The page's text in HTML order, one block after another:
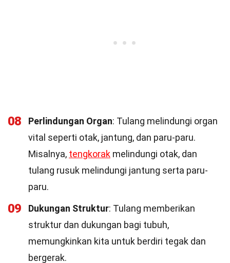
08 Perlindungan Organ: Tulang melindungi organ
vital seperti otak, jantung, dan paru-paru.
Misalnya, tengkorak melindungi otak, dan
tulang rusuk melindungi jantung serta paru-
paru.
09 Dukungan Struktur: Tulang memberikan
struktur dan dukungan bagi tubuh,
memungkinkan kita untuk berdiri tegak dan
bergerak.